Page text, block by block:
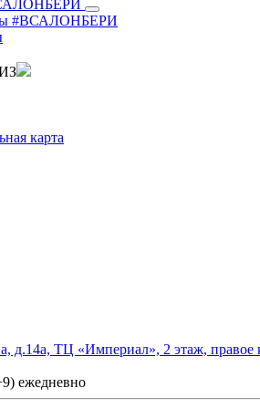
#ВСАЛОНБЕРИ
карта
д.14а, ТЦ «Империал», 2 этаж, правое
ежедневно